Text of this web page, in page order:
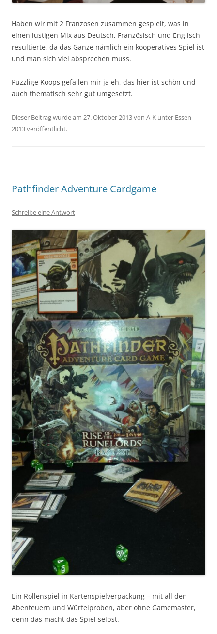
Haben wir mit 2 Franzosen zusammen gespielt, was in
einen lustigen Mix aus Deutsch, Französisch und Englisch
resultierte, da das Ganze nämlich ein kooperatives Spiel ist
und man sich viel absprechen muss.
Puzzlige Koops gefallen mir ja eh, das hier ist schön und
auch thematisch sehr gut umgesetzt.
Dieser Beitrag wurde am 27. Oktober 2013von A-K unter Essen
2013veröffentlicht.
Pathfinder Adventure Cardgame
Schreibe eine Antwort
Ein Rollenspiel in Kartenspielverpackung – mit all den
Abenteuern und Würfelproben, aber ohne Gamemaster,
denn das macht das Spiel selbst.